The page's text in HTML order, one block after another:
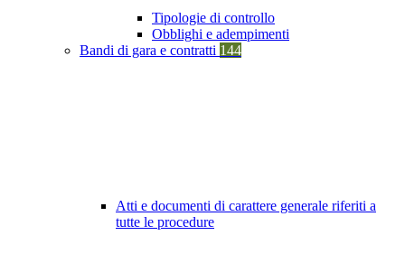
Tipologie di controllo
Obblighi e adempimenti
Bandi di gara e contratti 144
Atti e documenti di carattere generale riferiti a
tutte le procedure